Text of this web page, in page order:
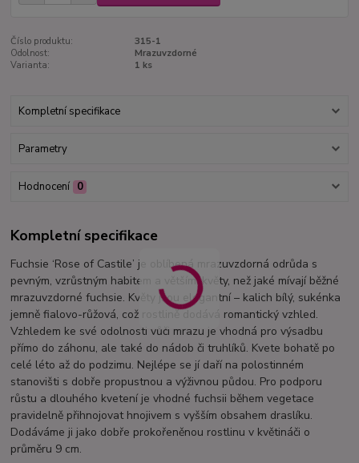
Číslo produktu:
315-1
Odolnost:
Mrazuvzdorné
Varianta:
1 ks
Kompletní specifikace
Parametry
Hodnocení 0
Kompletní specifikace
Fuchsie ‘Rose of Castile’ je oblíbená mrazuvzdorná odrůda s
pevným, vzrůstným habitem a většími květy, než jaké mívají běžné
mrazuvzdorné fuchsie. Květy jsou elegantní – kalich bílý, sukénka
jemně fialovo-růžová, což rostlině dodává romantický vzhled.
Vzhledem ke své odolnosti vůči mrazu je vhodná pro výsadbu
přímo do záhonu, ale také do nádob či truhlíků. Kvete bohatě po
celé léto až do podzimu. Nejlépe se jí daří na polostinném
stanovišti s dobře propustnou a výživnou půdou. Pro podporu
růstu a dlouhého kvetení je vhodné fuchsii během vegetace
pravidelně přihnojovat hnojivem s vyšším obsahem draslíku.
Dodáváme ji jako dobře prokořeněnou rostlinu v květináči o
průměru 9 cm.